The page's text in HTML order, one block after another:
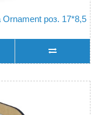
Ornament роз. 17*8,5